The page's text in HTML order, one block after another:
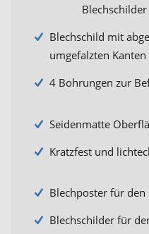
Blechschild mit
umgefalzten Kanten
4 Bohrungen zur
Seidenmatte
Kratzfest und
Blechposter für den
Blechschilder für